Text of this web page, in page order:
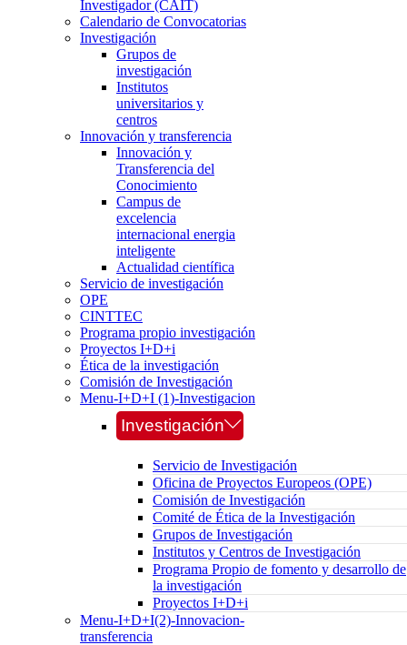
Investigador (CAIT)
Calendario de Convocatorias
Investigación
Grupos de
investigación
Institutos
universitarios y
centros
Innovación y transferencia
Innovación y
Transferencia del
Conocimiento
Campus de
excelencia
internacional energia
inteligente
Actualidad científica
Servicio de investigación
OPE
CINTTEC
Programa propio investigación
Proyectos I+D+i
Ética de la investigación
Comisión de Investigación
Menu-I+D+I (1)-Investigacion
Investigación
Servicio de Investigación
Oficina de Proyectos Europeos (OPE)
Comisión de Investigación
Comité de Ética de la Investigación
Grupos de Investigación
Institutos y Centros de Investigación
Programa Propio de fomento y desarrollo de
la investigación
Proyectos I+D+i
Menu-I+D+I(2)-Innovacion-
transferencia